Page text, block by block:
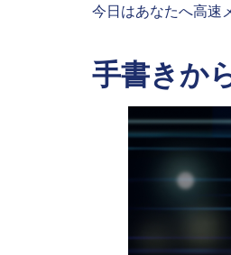
今日はあなたへ高速
手書きか